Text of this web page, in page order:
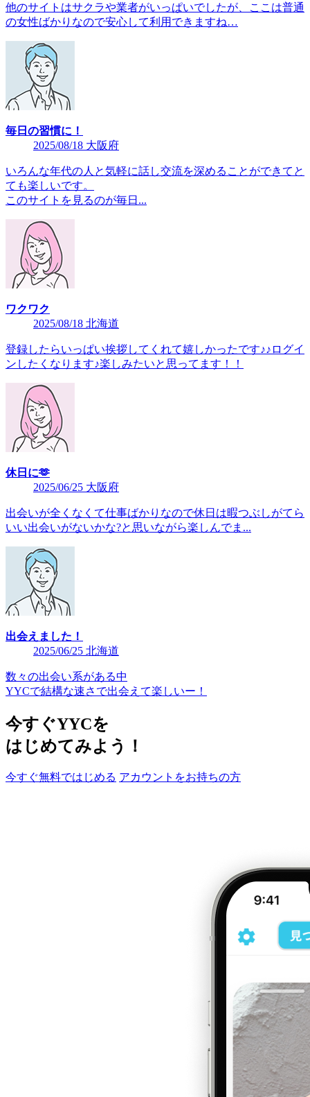
他のサイトはサクラや業者がいっぱいでしたが、ここは普通
の女性ばかりなので安心して利用できますね…
毎日の習慣に！
2025/08/18 大阪府
いろんな年代の人と気軽に話し交流を深めることができてと
ても楽しいです。
このサイトを見るのが毎日...
ワクワク
2025/08/18 北海道
登録したらいっぱい挨拶してくれて嬉しかったです♪♪ログイ
ンしたくなります♪楽しみたいと思ってます！！
休日に🫶
2025/06/25 大阪府
出会いが全くなくて仕事ばかりなので休日は暇つぶしがてら
いい出会いがないかな?と思いながら楽しんでま...
出会えました！
2025/06/25 北海道
数々の出会い系がある中
YYCで結構な速さで出会えて楽しいー！
今すぐYYCを
はじめてみよう！
今すぐ無料ではじめる アカウントをお持ちの方